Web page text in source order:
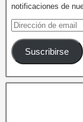
notificaciones de
Suscribirse